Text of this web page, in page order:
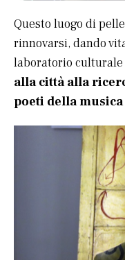
Questo luogo di
rinnovarsi, dando
laboratorio culturale
alla città alla
poeti della musica